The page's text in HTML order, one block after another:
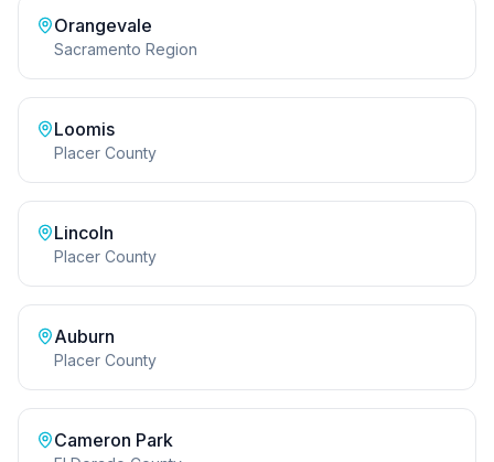
Orangevale
Sacramento Region
Loomis
Placer County
Lincoln
Placer County
Auburn
Placer County
Cameron Park